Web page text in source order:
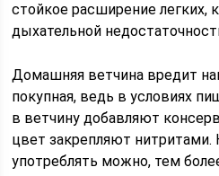
стойкое расширение легких,
дыхательной
Домашняя ветчина вредит
покупная, ведь в условиях
в ветчину добавляют
цвет закрепляют нитритами.
употреблять можно, тем